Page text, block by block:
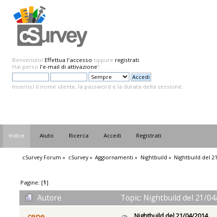
Benvenuto! Effettua l'accesso oppure registrati.
Hai perso l'e-mail di attivazione?
Inserisci il nome utente, la password e la durata della sessione.
Indice Aiuto Ricerca Accedi Registrati
cSurvey Forum » cSurvey» Aggiornamenti » Nightbuild » Nightbuild del
Pagine: [1]
Autore
Topic: Nightbuild del 21/